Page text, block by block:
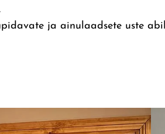
ja ainulaadsete uste